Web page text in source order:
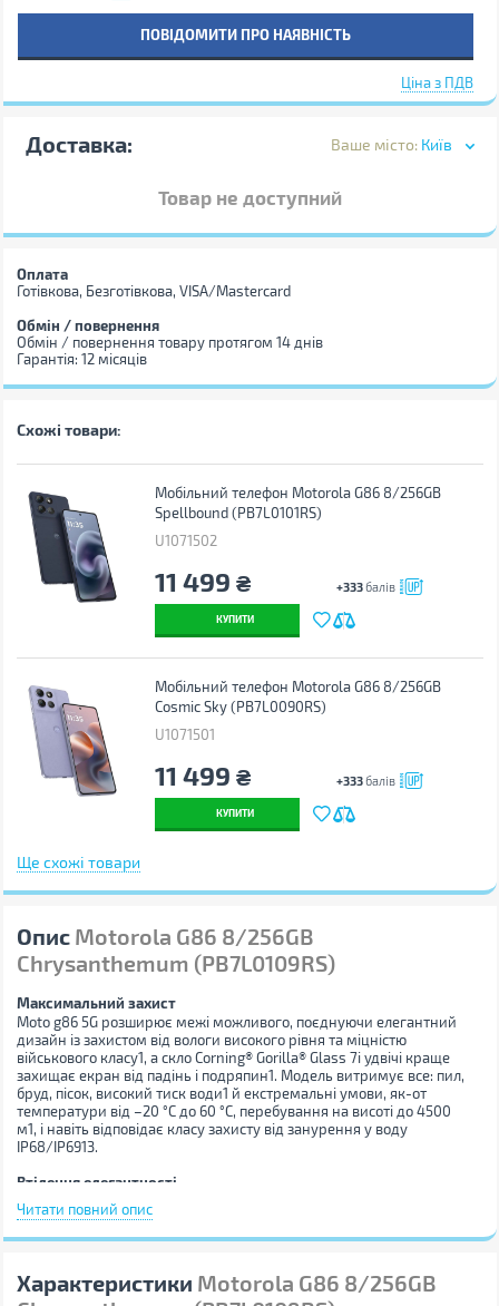
ПОВІДОМИТИ ПРО НАЯВНІСТЬ
Ціна з ПДВ
Доставка: Ваше місто: Київ
Товар не доступний
Оплата
Готівкова, Безготівкова, VISA/Mastercard
Обмін / повернення
Обмін / повернення товару протягом 14 днів
Гарантія: 12 місяців
Схожі товари:
Мобільний телефон Motorola G86 8/256GB
Spellbound (PB7L0101RS)
U1071502
11 499 ₴ +333балів
КУПИТИ
Мобільний телефон Motorola G86 8/256GB
Cosmic Sky (PB7L0090RS)
U1071501
11 499 ₴ +333балів
КУПИТИ
Ще схожі товари
Опис Motorola G86 8/256GB
Chrysanthemum (PB7L0109RS)
Максимальний захист
Moto g86 5G розширює межі можливого, поєднуючи елегантний
дизайн із захистом від вологи високого рівня та міцністю
військового класу1, а скло Corning® Gorilla® Glass 7i удвічі краще
захищає екран від падінь і подряпин1. Модель витримує все: пил,
бруд, пісок, високий тиск води1 й екстремальні умови, як-от
температури від –20 °C до 60 °C, перебування на висоті до 4500
м1, і навіть відповідає класу захисту від занурення у воду
IP68/IP6913.
Втілення елегантності
Поєднання кольорів Pantone® та м’якого преміального
покриття надають дизайну вишуканості, комфорту й
зносостійкості.
Розваги будь-де
Яскравіші кольори
Насичені кольори, неймовірна деталізація та бездоганна
Читати повний опис
Характеристики Motorola G86 8/256GB